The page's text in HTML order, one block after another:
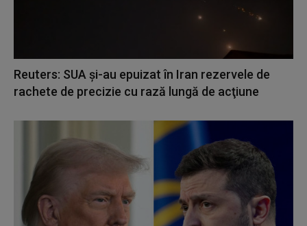
Reuters: SUA şi-au epuizat în Iran rezervele de
rachete de precizie cu rază lungă de acţiune